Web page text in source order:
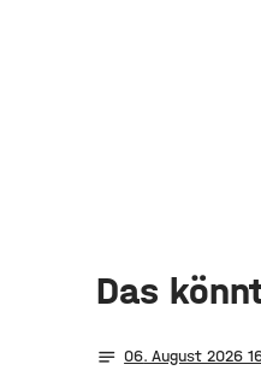
Das
notes 06. August 2026